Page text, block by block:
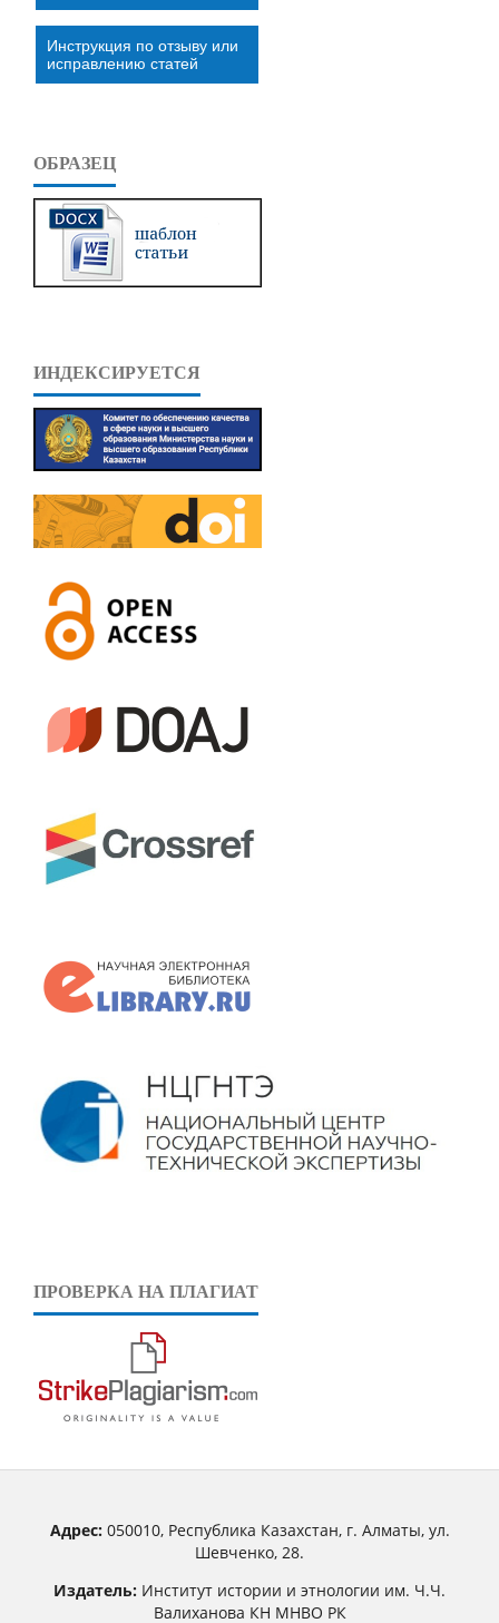
Инструкция по отзыву или
исправлению статей
ОБРАЗЕЦ
ИНДЕКСИРУЕТСЯ
ПРОВЕРКА НА ПЛАГИАТ
Адрес:050010, Республика Казахстан, г. Алматы, ул.
Шевченко, 28.
Издатель: Институт истории и этнологии им. Ч.Ч.
Валиханова КН МНВО РК